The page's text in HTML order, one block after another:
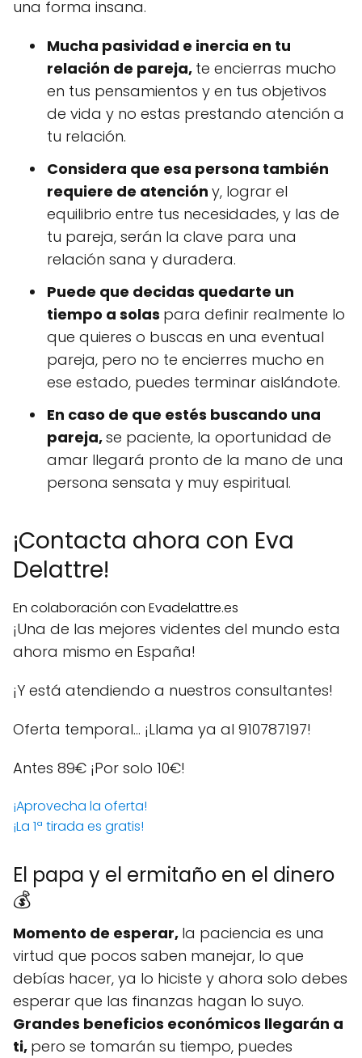
una forma insana.
Mucha pasividad e inercia en tu
relación de pareja, te encierras mucho
en tus pensamientos y en tus objetivos
de vida y no estas prestando atención a
tu relación.
Considera que esa persona también
requiere de atención y, lograr el
equilibrio entre tus necesidades, y las de
tu pareja, serán la clave para una
relación sana y duradera.
Puede que decidas quedarte un
tiempo a solas para definir realmente lo
que quieres o buscas en una eventual
pareja, pero no te encierres mucho en
ese estado, puedes terminar aislándote.
En caso de que estés buscando una
pareja,se paciente, la oportunidad de
amar llegará pronto de la mano de una
persona sensata y muy espiritual.
¡Contacta ahora con Eva
Delattre!
En colaboración con Evadelattre.es
¡Una de las mejores videntes del mundo esta
ahora mismo en España!
¡Y está atendiendo a nuestros consultantes!
Oferta temporal… ¡Llama ya al 910787197!
Antes 89€ ¡Por solo 10€!
¡Aprovecha la oferta!
¡La 1ª tirada es gratis!
El papa y el ermitaño en el dinero
💰
Momento de esperar, la paciencia es una
virtud que pocos saben manejar, lo que
debías hacer, ya lo hiciste y ahora solo debes
esperar que las finanzas hagan lo suyo.
Grandes beneficios económicos llegarán a
ti, pero se tomarán su tiempo, puedes